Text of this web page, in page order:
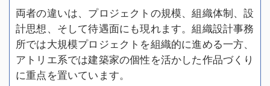
両者の違いは、プロジェクトの規模、組織体制、設
計思想、そして待遇面にも現れます。組織設計事務
所では大規模プロジェクトを組織的に進める一方、
アトリエ系では建築家の個性を活かした作品づくり
に重点を置いています。